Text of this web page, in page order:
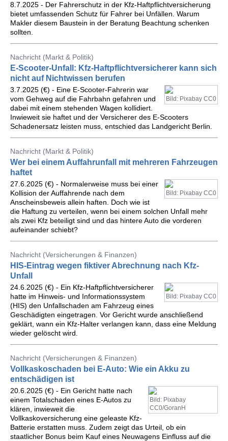
8.7.2025 - Der Fahrerschutz in der Kfz-Haftpflichtversicherung
bietet umfassenden Schutz für Fahrer bei Unfällen. Warum
Makler diesem Baustein in der Beratung Beachtung schenken
sollten.
Nachricht (Markt & Politik)
E-Scooter-Unfall: Kfz-Haftpflichtversicherer kann sich
nicht auf Nichtwissen berufen
Bild: Pixabay CC0
3.7.2025 (€) - Eine E-Scooter-Fahrerin war
vom Gehweg auf die Fahrbahn gefahren und
dabei mit einem stehenden Wagen kollidiert.
Inwieweit sie haftet und der Versicherer des E-Scooters
Schadenersatz leisten muss, entschied das Landgericht Berlin.
Nachricht (Markt & Politik)
Wer bei einem Auffahrunfall mit mehreren Fahrzeugen
haftet
Bild: Pixabay CC0
27.6.2025 (€) - Normalerweise muss bei einer
Kollision der Auffahrende nach dem
Anscheinsbeweis allein haften. Doch wie ist
die Haftung zu verteilen, wenn bei einem solchen Unfall mehr
als zwei Kfz beteiligt sind und das hintere Auto die vorderen
aufeinander schiebt?
Nachricht (Versicherungen & Finanzen)
HIS-Eintrag wegen fiktiver Abrechnung nach Kfz-
Unfall
Bild: Pixabay CC0
24.6.2025 (€) - Ein Kfz-Haftpflichtversicherer
hatte im Hinweis- und Informationssystem
(HIS) den Unfallschaden am Fahrzeug eines
Geschädigten eingetragen. Vor Gericht wurde anschließend
geklärt, wann ein Kfz-Halter verlangen kann, dass eine Meldung
wieder gelöscht wird.
Nachricht (Versicherungen & Finanzen)
Vollkaskoschaden bei E-Auto: Wie ein Akku zu
entschädigen ist
Bild: Pixabay
CC0/GoranH
20.6.2025 (€) - Ein Gericht hatte nach
einem Totalschaden eines E-Autos zu
klären, inwieweit die
Vollkaskoversicherung eine geleaste Kfz-
Batterie erstatten muss. Zudem zeigt das Urteil, ob ein
staatlicher Bonus beim Kauf eines Neuwagens Einfluss auf die